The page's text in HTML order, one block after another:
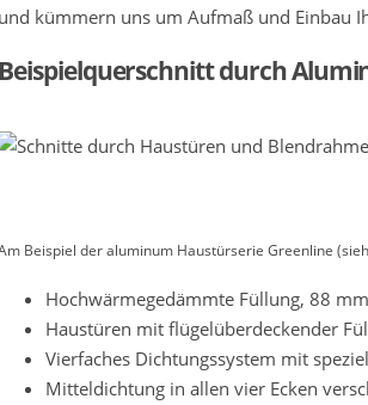
und kümmern uns um Aufmaß und Einbau
Beispielquerschnitt durch
Beispiel der aluminum Haustürserie Greenline
Hochwärmegedämmte Füllung, 88
Haustüren mit flügelüberdeckender
Vierfaches Dichtungssystem mit
Mitteldichtung in allen vier Ecken